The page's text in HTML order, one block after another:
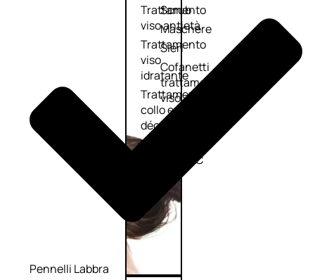
Trattamento
viso antietà
Trattamento
viso
idratante
Trattamento
collo e
décolleté
Trattamento
viso BB e CC
Scrub
Maschere
Sieri
Cofanetti
trattamento
viso
Pennelli Labbra